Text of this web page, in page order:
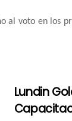
al voto en los
Lundin